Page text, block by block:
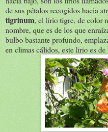
de sus pétalos recogidos hacia
tigrinum, el lirio tigre, de color
nombre, que es de los que
bulbo bastante profundo,
en climas cálidos, este lirio es